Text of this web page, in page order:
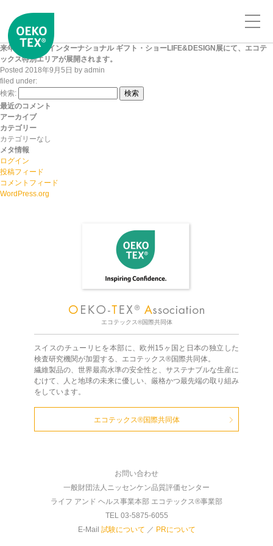
来年2月、東京インターナショナル ギフト・ショーLIFE&DESIGN展にて、エコテ
ックス特別エリアが展開されます。
Posted 2018年9月5日 by admin
filed under:
検索:
検索
最近のコメント
アーカイブ
カテゴリー
カテゴリーなし
メタ情報
ログイン
投稿フィード
コメントフィード
WordPress.org
エコテックス®国際共同体
スイスのチューリヒを本部に、欧州15ヶ国と日本の独立した
検査研究機関が加盟する、エコテックス®国際共同体。
繊維製品の、世界最高水準の安全性と、サステナブルな生産に
むけて、人と地球の未来に優しい、厳格かつ最先端の取り組み
をしています。
エコテックス®国際共同体
お問い合わせ
一般財団法人ニッセンケン品質評価センター
ライフ アンド ヘルス事業本部 エコテックス®事業部
TEL 03-5875-6055
E-Mail 試験について ／ PRについて